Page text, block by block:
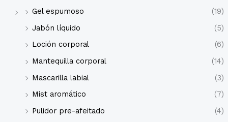
Gel espumoso
(19)
Jabón líquido
(5)
Loción corporal
(6)
Mantequilla corporal
(14)
Mascarilla labial
(3)
Mist aromático
(7)
Pulidor pre-afeitado
(4)